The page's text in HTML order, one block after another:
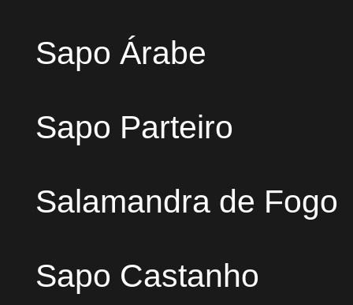
Sapo Árabe
Sapo Parteiro
Salamandra de Fogo
Sapo Castanho